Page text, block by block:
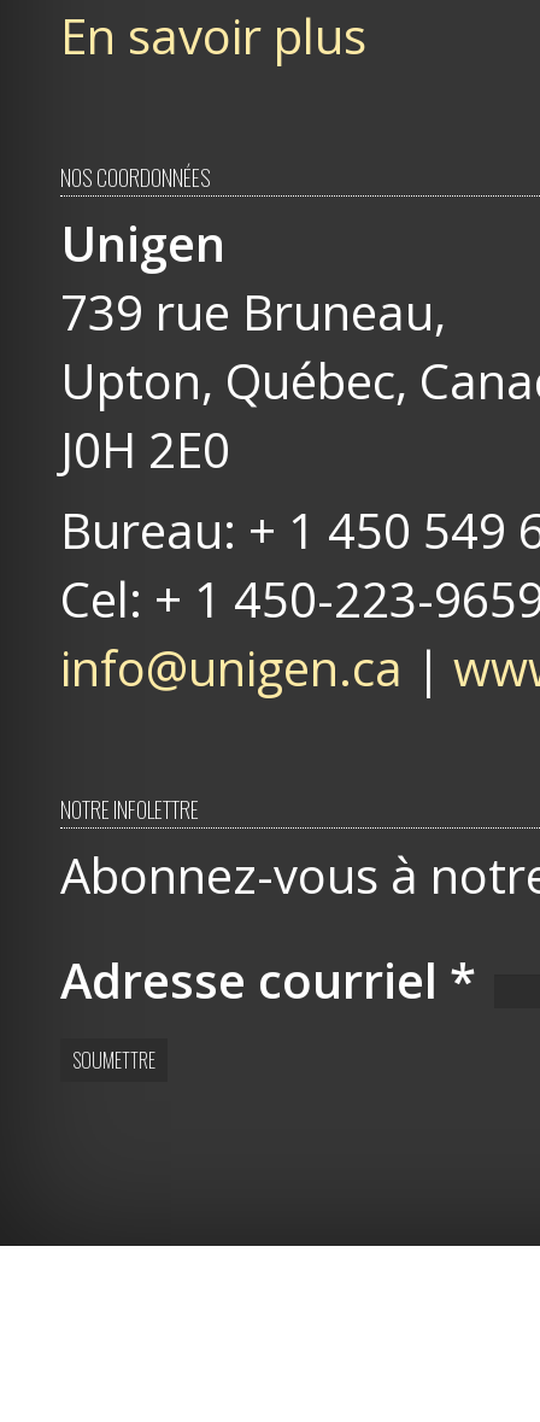
En savoir plus
NOS COORDONNÉES
Unigen
739 rue Bruneau,
Upton, Québec,
J0H 2E0
Bureau: + 1 450 549
Cel: + 1 450-223-
info@unigen.ca |
NOTRE INFOLETTRE
Abonnez-vous à
Adresse courriel *
SOUMETTRE